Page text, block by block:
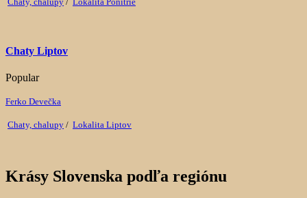
Chaty Liptov
Popular
Ferko Devečka
Chaty, chalupy / Lokalita Liptov
Krásy Slovenska podľa regiónu